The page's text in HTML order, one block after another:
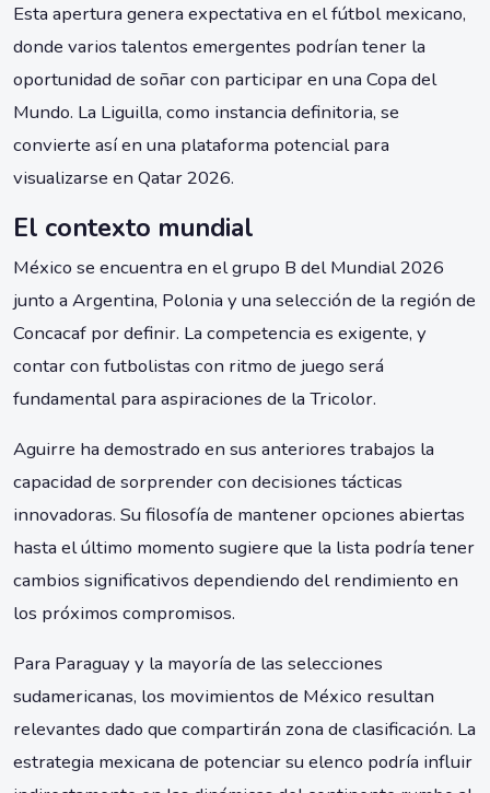
Esta apertura genera expectativa en el fútbol mexicano,
donde varios talentos emergentes podrían tener la
oportunidad de soñar con participar en una Copa del
Mundo. La Liguilla, como instancia definitoria, se
convierte así en una plataforma potencial para
visualizarse en Qatar 2026.
El contexto mundial
México se encuentra en el grupo B del Mundial 2026
junto a Argentina, Polonia y una selección de la región de
Concacaf por definir. La competencia es exigente, y
contar con futbolistas con ritmo de juego será
fundamental para aspiraciones de la Tricolor.
Aguirre ha demostrado en sus anteriores trabajos la
capacidad de sorprender con decisiones tácticas
innovadoras. Su filosofía de mantener opciones abiertas
hasta el último momento sugiere que la lista podría tener
cambios significativos dependiendo del rendimiento en
los próximos compromisos.
Para Paraguay y la mayoría de las selecciones
sudamericanas, los movimientos de México resultan
relevantes dado que compartirán zona de clasificación. La
estrategia mexicana de potenciar su elenco podría influir